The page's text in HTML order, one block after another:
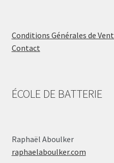
Conditions Générales de
Contact
ÉCOLE DE BATTERIE
Raphaël Aboulker
raphaelaboulker.com